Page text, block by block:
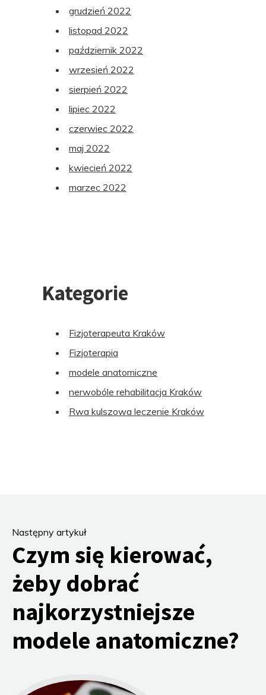
grudzień 2022
listopad 2022
październik 2022
wrzesień 2022
sierpień 2022
lipiec 2022
czerwiec 2022
maj 2022
kwiecień 2022
marzec 2022
Kategorie
Fizjoterapeuta Kraków
Fizjoterapia
modele anatomiczne
nerwobóle rehabilitacja Kraków
Rwa kulszowa leczenie Kraków
Następny artykuł
Czym się kierować,
żeby dobrać
najkorzystniejsze
modele anatomiczne?